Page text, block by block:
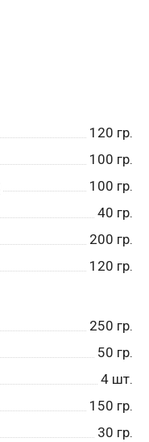
120 гр.
100 гр.
100 гр.
40 гр.
200 гр.
120 гр.
250 гр.
50 гр.
4 шт.
150 гр.
30 гр.